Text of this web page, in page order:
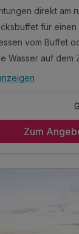
direkt am
vom Buffet
Wasser auf dem
für einen
in unserem
Leih-
Zum